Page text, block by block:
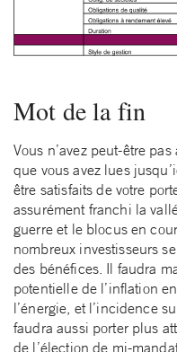
Mot de la fin
Vous n’avez peut-être
que vous avez lues
être satisfaits de votre
assurément franchi la
guerre et le blocus en
nombreux investisseurs
des bénéfices. Il faudra
potentielle de l’inflation
l’énergie, et l’incidence
faudra aussi porter plus
de l’élection de mi-